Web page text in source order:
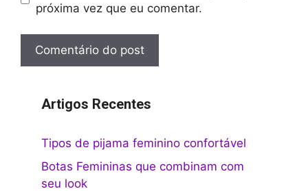
próxima vez que eu comentar.
Artigos Recentes
Tipos de pijama feminino confortável
Botas Femininas que combinam com
seu look